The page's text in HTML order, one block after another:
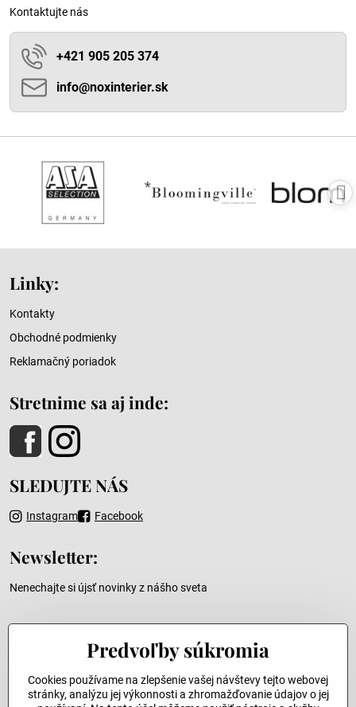
Kontaktujte nás
+421 905 205 374
info​@noxinterier​.sk
Linky:
Kontakty
Obchodné podmienky
Reklamačný poriadok
Stretnime sa aj inde:
SLEDUJTE NÁS
Instagram Facebook
Newsletter:
Nenechajte si újsť novinky z nášho sveta
Váš e-mail
Predvoľby súkromia
Cookies používame na zlepšenie vašej návštevy tejto webovej
stránky, analýzu jej výkonnosti a zhromažďovanie údajov o jej